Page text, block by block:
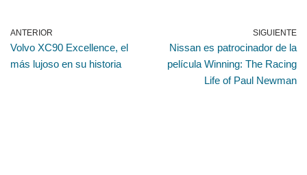
ANTERIOR
Volvo XC90 Excellence, el
más lujoso en su historia
SIGUIENTE
Nissan es patrocinador de la
película Winning: The Racing
Life of Paul Newman